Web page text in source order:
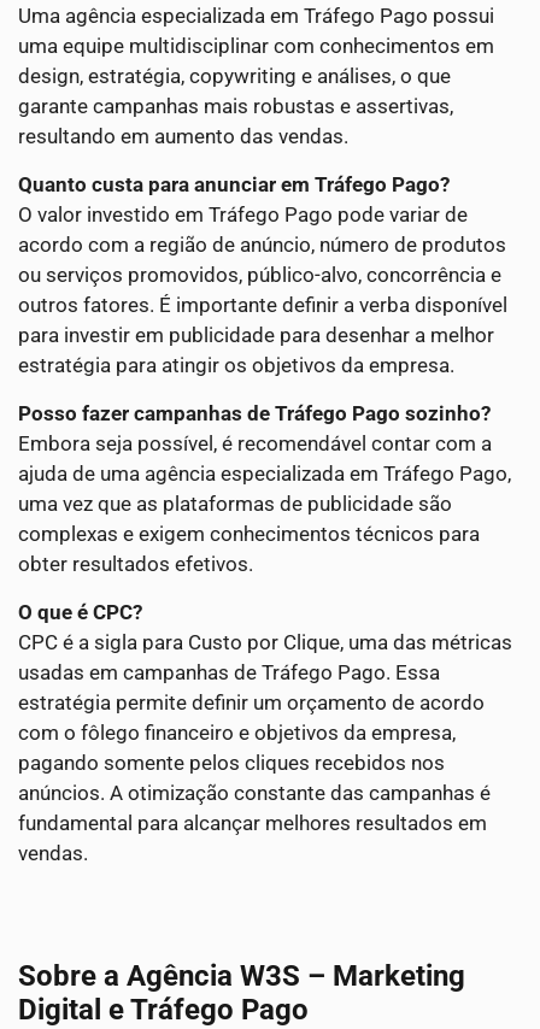
Uma agência especializada em Tráfego Pago possui
uma equipe multidisciplinar com conhecimentos em
design, estratégia, copywriting e análises, o que
garante campanhas mais robustas e assertivas,
resultando em aumento das vendas.
Quanto custa para anunciar em Tráfego Pago?
O valor investido em Tráfego Pago pode variar de
acordo com a região de anúncio, número de produtos
ou serviços promovidos, público-alvo, concorrência e
outros fatores. É importante definir a verba disponível
para investir em publicidade para desenhar a melhor
estratégia para atingir os objetivos da empresa.
Posso fazer campanhas de Tráfego Pago sozinho?
Embora seja possível, é recomendável contar com a
ajuda de uma agência especializada em Tráfego Pago,
uma vez que as plataformas de publicidade são
complexas e exigem conhecimentos técnicos para
obter resultados efetivos.
O que é CPC?
CPC é a sigla para Custo por Clique, uma das métricas
usadas em campanhas de Tráfego Pago. Essa
estratégia permite definir um orçamento de acordo
com o fôlego financeiro e objetivos da empresa,
pagando somente pelos cliques recebidos nos
anúncios. A otimização constante das campanhas é
fundamental para alcançar melhores resultados em
vendas.
Sobre a Agência W3S – Marketing
Digital e Tráfego Pago